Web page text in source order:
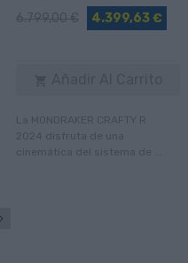
4.399,63 €